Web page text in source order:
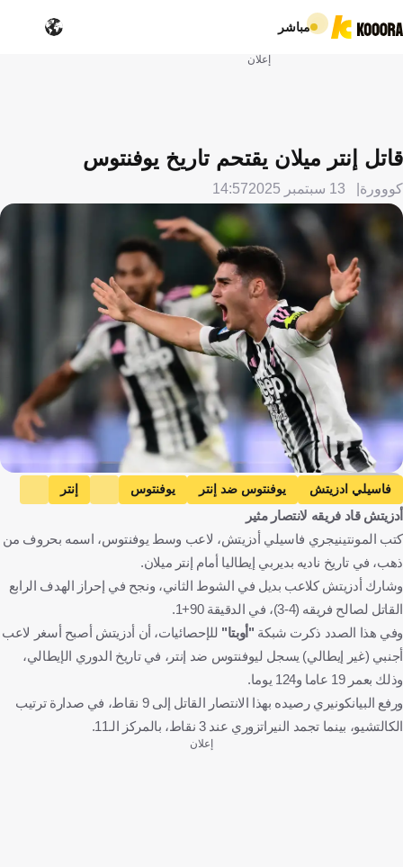
مباشر
إعلان
قاتل إنتر ميلان يقتحم تاريخ يوفنتوس
كووورة 13 سبتمبر 2025 14:57
Getty Images
فاسيلي ادزيتش يوفنتوس ضد إنتر يوفنتوس
إنتر
الدوري الإيطالي
الجبل الأسود
أدزيتش قاد فريقه لانتصار مثير
كتب المونتينيجري فاسيلي أدزيتش، لاعب وسط يوفنتوس، اسمه بحروف من
ذهب، في تاريخ ناديه بديربي إيطاليا أمام إنتر ميلان.
وشارك أدزيتش كلاعب بديل في الشوط الثاني، ونجح في إحراز الهدف الرابع
القاتل لصالح فريقه (4-3)، في الدقيقة 90+1.
وفي هذا الصدد ذكرت شبكة "أوبتا" للإحصائيات، أن أدزيتش أصبح أسغر لاعب
أجنبي (غير إيطالي) يسجل ليوفنتوس ضد إنتر، في تاريخ الدوري الإيطالي،
وذلك بعمر 19 عاما و124 يوما.
ورفع البيانكونيري رصيده بهذا الانتصار القاتل إلى 9 نقاط، في صدارة ترتيب
الكالتشيو، بينما تجمد النيراتزوري عند 3 نقاط، بالمركز الـ11.
إعلان